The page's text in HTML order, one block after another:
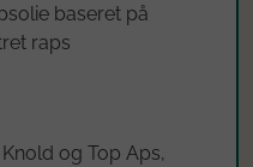
baseret på
raps
og Top Aps,